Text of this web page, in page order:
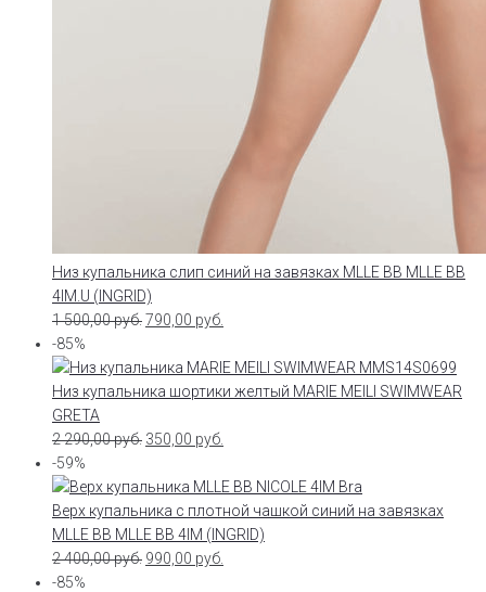
Низ купальника слип синий на завязках MLLE BB MLLE BB
4IM.U (INGRID)
1 500,00руб.790,00 руб.
-85%
Низ купальника шортики желтый MARIE MEILI SWIMWEAR
GRETA
2 290,00руб. 350,00 руб.
-59%
Верх купальника с плотной чашкой синий на завязках
MLLE BB MLLE BB 4IM (INGRID)
2 400,00руб. 990,00 руб.
-85%